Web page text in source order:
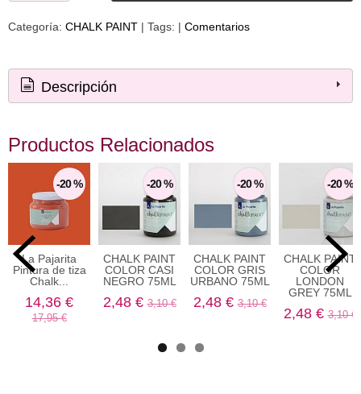
Categoría: CHALK PAINT | Tags: | Comentarios
Descripción
Productos Relacionados
-20 %
La Pajarita
Pintura de tiza
Chalk...
14,36 €
17,95 €
-20 %
CHALK PAINT
COLOR CASI
NEGRO 75ML
2,48 €3,10 €
-20 %
CHALK PAINT
COLOR GRIS
URBANO 75ML
2,48 €3,10 €
-20 %
CHALK PAINT
COLOR
LONDON
GREY 75ML
2,48 €3,10 €